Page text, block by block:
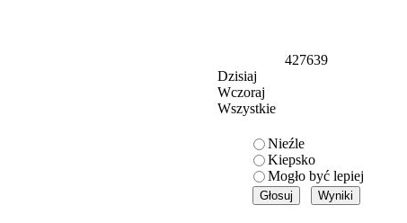
427639
Dzisiaj
Wczoraj
Wszystkie
Nieźle
Kiepsko
Mogło być lepiej